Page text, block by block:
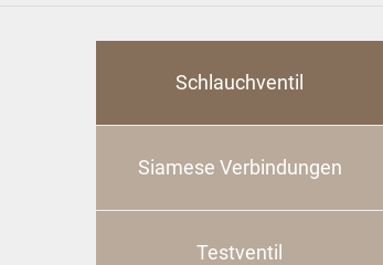
Schlauchventil
Siamese Verbindungen
Testventil